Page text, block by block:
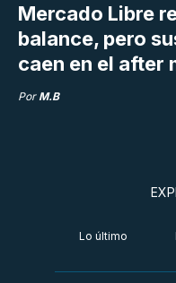
Mercado Libre
balance, pero
caen en el after
Por M.B
Lo último